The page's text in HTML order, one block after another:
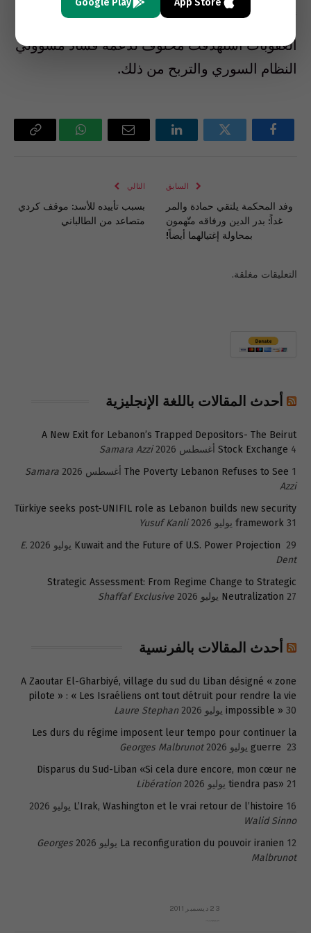
أمريكية عام 2008 وقالت وزارة الخزانة ان هذه
العقوبات استهدفت مخلوف لدعمه فساد مسؤولي
النظام السوري والتربح من ذلك.
فيسبوك تويتر لينكدإن
البريد
واتساب Copy
السابق
وفد المحكمة يلتقي حمادة والمر
غداً: بدر الدين ورفاقه متّهمون
بمحاولة إغتيالهما أيضاً!
التالي
بسبب تأييده للأسد: موقف كردي
متصاعد من الطالباني
التعليقات مغلقة.
أحدث المقالات باللغة الإنجليزية
A New Exit for Lebanon’s Trapped Depositors- The Beirut
Stock Exchange 4 أغسطس 2026
Samara Azzi
The Poverty Lebanon Refuses to See 1 أغسطس 2026
Samara
Azzi
Türkiye seeks post-UNIFIL role as Lebanon builds new security
framework 31 يوليو 2026
Yusuf Kanli
Kuwait and the Future of U.S. Power Projection 29 يوليو 2026
E.
Dent
Strategic Assessment: From Regime Change to Strategic
Neutralization 27 يوليو 2026 Shaffaf Exclusive
أحدث المقالات بالفرنسية
A Zaoutar El-Gharbiyé, village du sud du Liban désigné « zone
pilote » : « Les Israéliens ont tout détruit pour rendre la vie
impossible » 30 يوليو 2026
Laure Stephan
Les durs du régime imposent leur tempo pour continuer la
guerre 23 يوليو 2026
Georges Malbrunot
Disparus du Sud-Liban «Si cela dure encore, mon cœur ne
tiendra pas» 21 يوليو 2026
Libération
L’Irak, Washington et le vrai retour de l’histoire 16 يوليو 2026
Walid Sinno
La reconfiguration du pouvoir iranien 12 يوليو 2026
Georges
Malbrunot
23 ديسمبر 2011